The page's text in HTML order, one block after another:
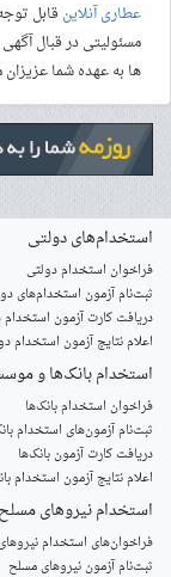
عطاری آنلاینقابل
مسئولیتی در قبال
ها به عهده شما
استخدام‌های دولتی
فراخوان استخدام دولتی
ثبت‌نام آزمون‌ استخدام‌های
دریافت کارت آزمون استخدام
اعلام نتایج آزمون استخدام
استخدام‌ بانک‌ها و
فراخوان استخدام بانک‌ها
‌ثبت‌نام آزمون‌های استخدام
دریافت کارت آزمون بانک‌ها
اعلام نتایج آزمون استخدام
استخدام‌ نیروهای مسلح
‌فراخوان‌های استخدام‌
ثبت‌نام آزمون نیروهای مسلح